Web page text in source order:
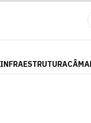
INFRAESTRUTURA